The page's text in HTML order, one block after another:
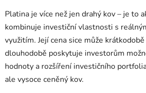
Platina je více než jen drahý kov – je to
kombinuje investiční vlastnosti s
využitím. Její cena sice může
dlouhodobě poskytuje investorům
hodnoty a rozšíření investičního
ale vysoce ceněný kov.